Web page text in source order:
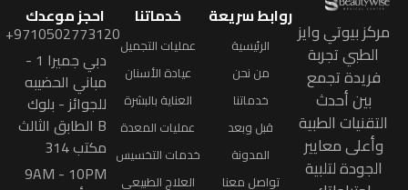
مركز بيوتي وايز
الطبي تجربة
فريدة تجمع
بين أحدث
التقنيات الطبية
وأعلى معايير
الجودة لتلبية
روابط سريعة
الرئيسية
من نحن
خدماتنا
قبل وبعد
المدونة
تواصل معنا
خدماتنا
عمليات التجميل
عيادة الأسنان
العناية بالبشرة
عمليات المعدة
خدمات التخسيس
العلاج الطبيعي
احجز موعدك
9710502773120+
دبي جميرا 1 -
مباني الحضيبه
للجوائز - بلوك
B الطابق الثالث
مكتب 314
9AM - 10PM